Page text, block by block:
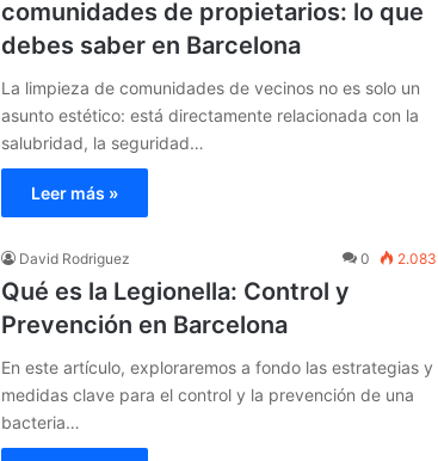
comunidades de propietarios: lo que
debes saber en Barcelona
La limpieza de comunidades de vecinos no es solo un
asunto estético: está directamente relacionada con la
salubridad, la seguridad…
Leer más »
David Rodriguez 0 2.083
Qué es la Legionella: Control y
Prevención en Barcelona
En este artículo, exploraremos a fondo las estrategias y
medidas clave para el control y la prevención de una
bacteria…